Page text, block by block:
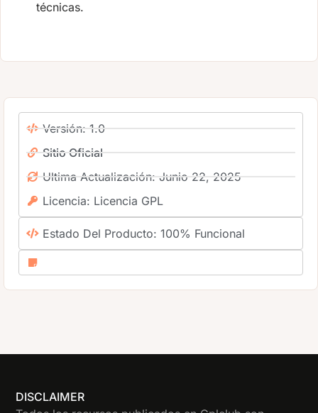
técnicas.
Versión: 1.0
Sitio Oficial
Ultima Actualización: Junio 22, 2025
Licencia: Licencia GPL
Estado Del Producto: 100% Funcional
DISCLAIMER